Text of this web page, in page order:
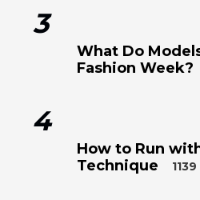
3
What Do
Fashion Week?
4
How to Run
Technique
1139